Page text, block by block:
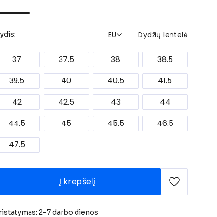
EU Dydžių lentelė
37 37.5 38
38.5
39.5
40 40.5
41.5
42
42.5 43
44
44.5
45 45.5
46.5
47.5
Į krepšelį
2–7 darbo dienos